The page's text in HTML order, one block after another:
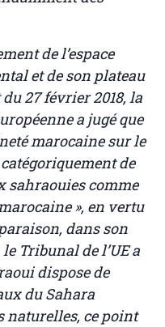
de l’espace
et de son plateau
27 février 2018, la
a jugé que
marocaine sur le
de
sahraouies comme
», en vertu
dans son
Tribunal de l’UE a
dispose de
du Sahara
naturelles, ce point